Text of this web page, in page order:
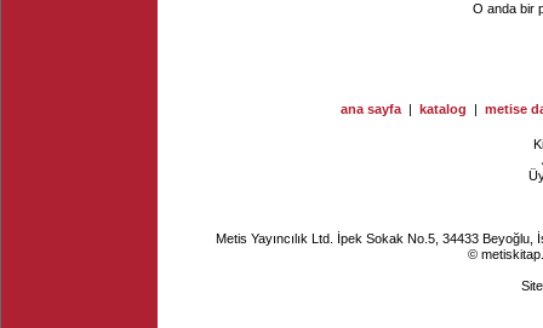
O anda bir
ana sayfa | katalog | metise
Metis Yayıncılık Ltd. İpek Sokak No.5, 34433
©